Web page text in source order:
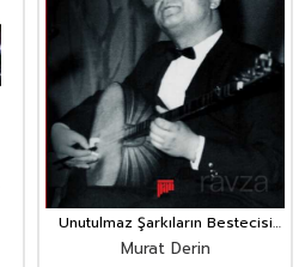
Unutulmaz Şarkıların Bestecisi
Erol Sayan
Murat Derin